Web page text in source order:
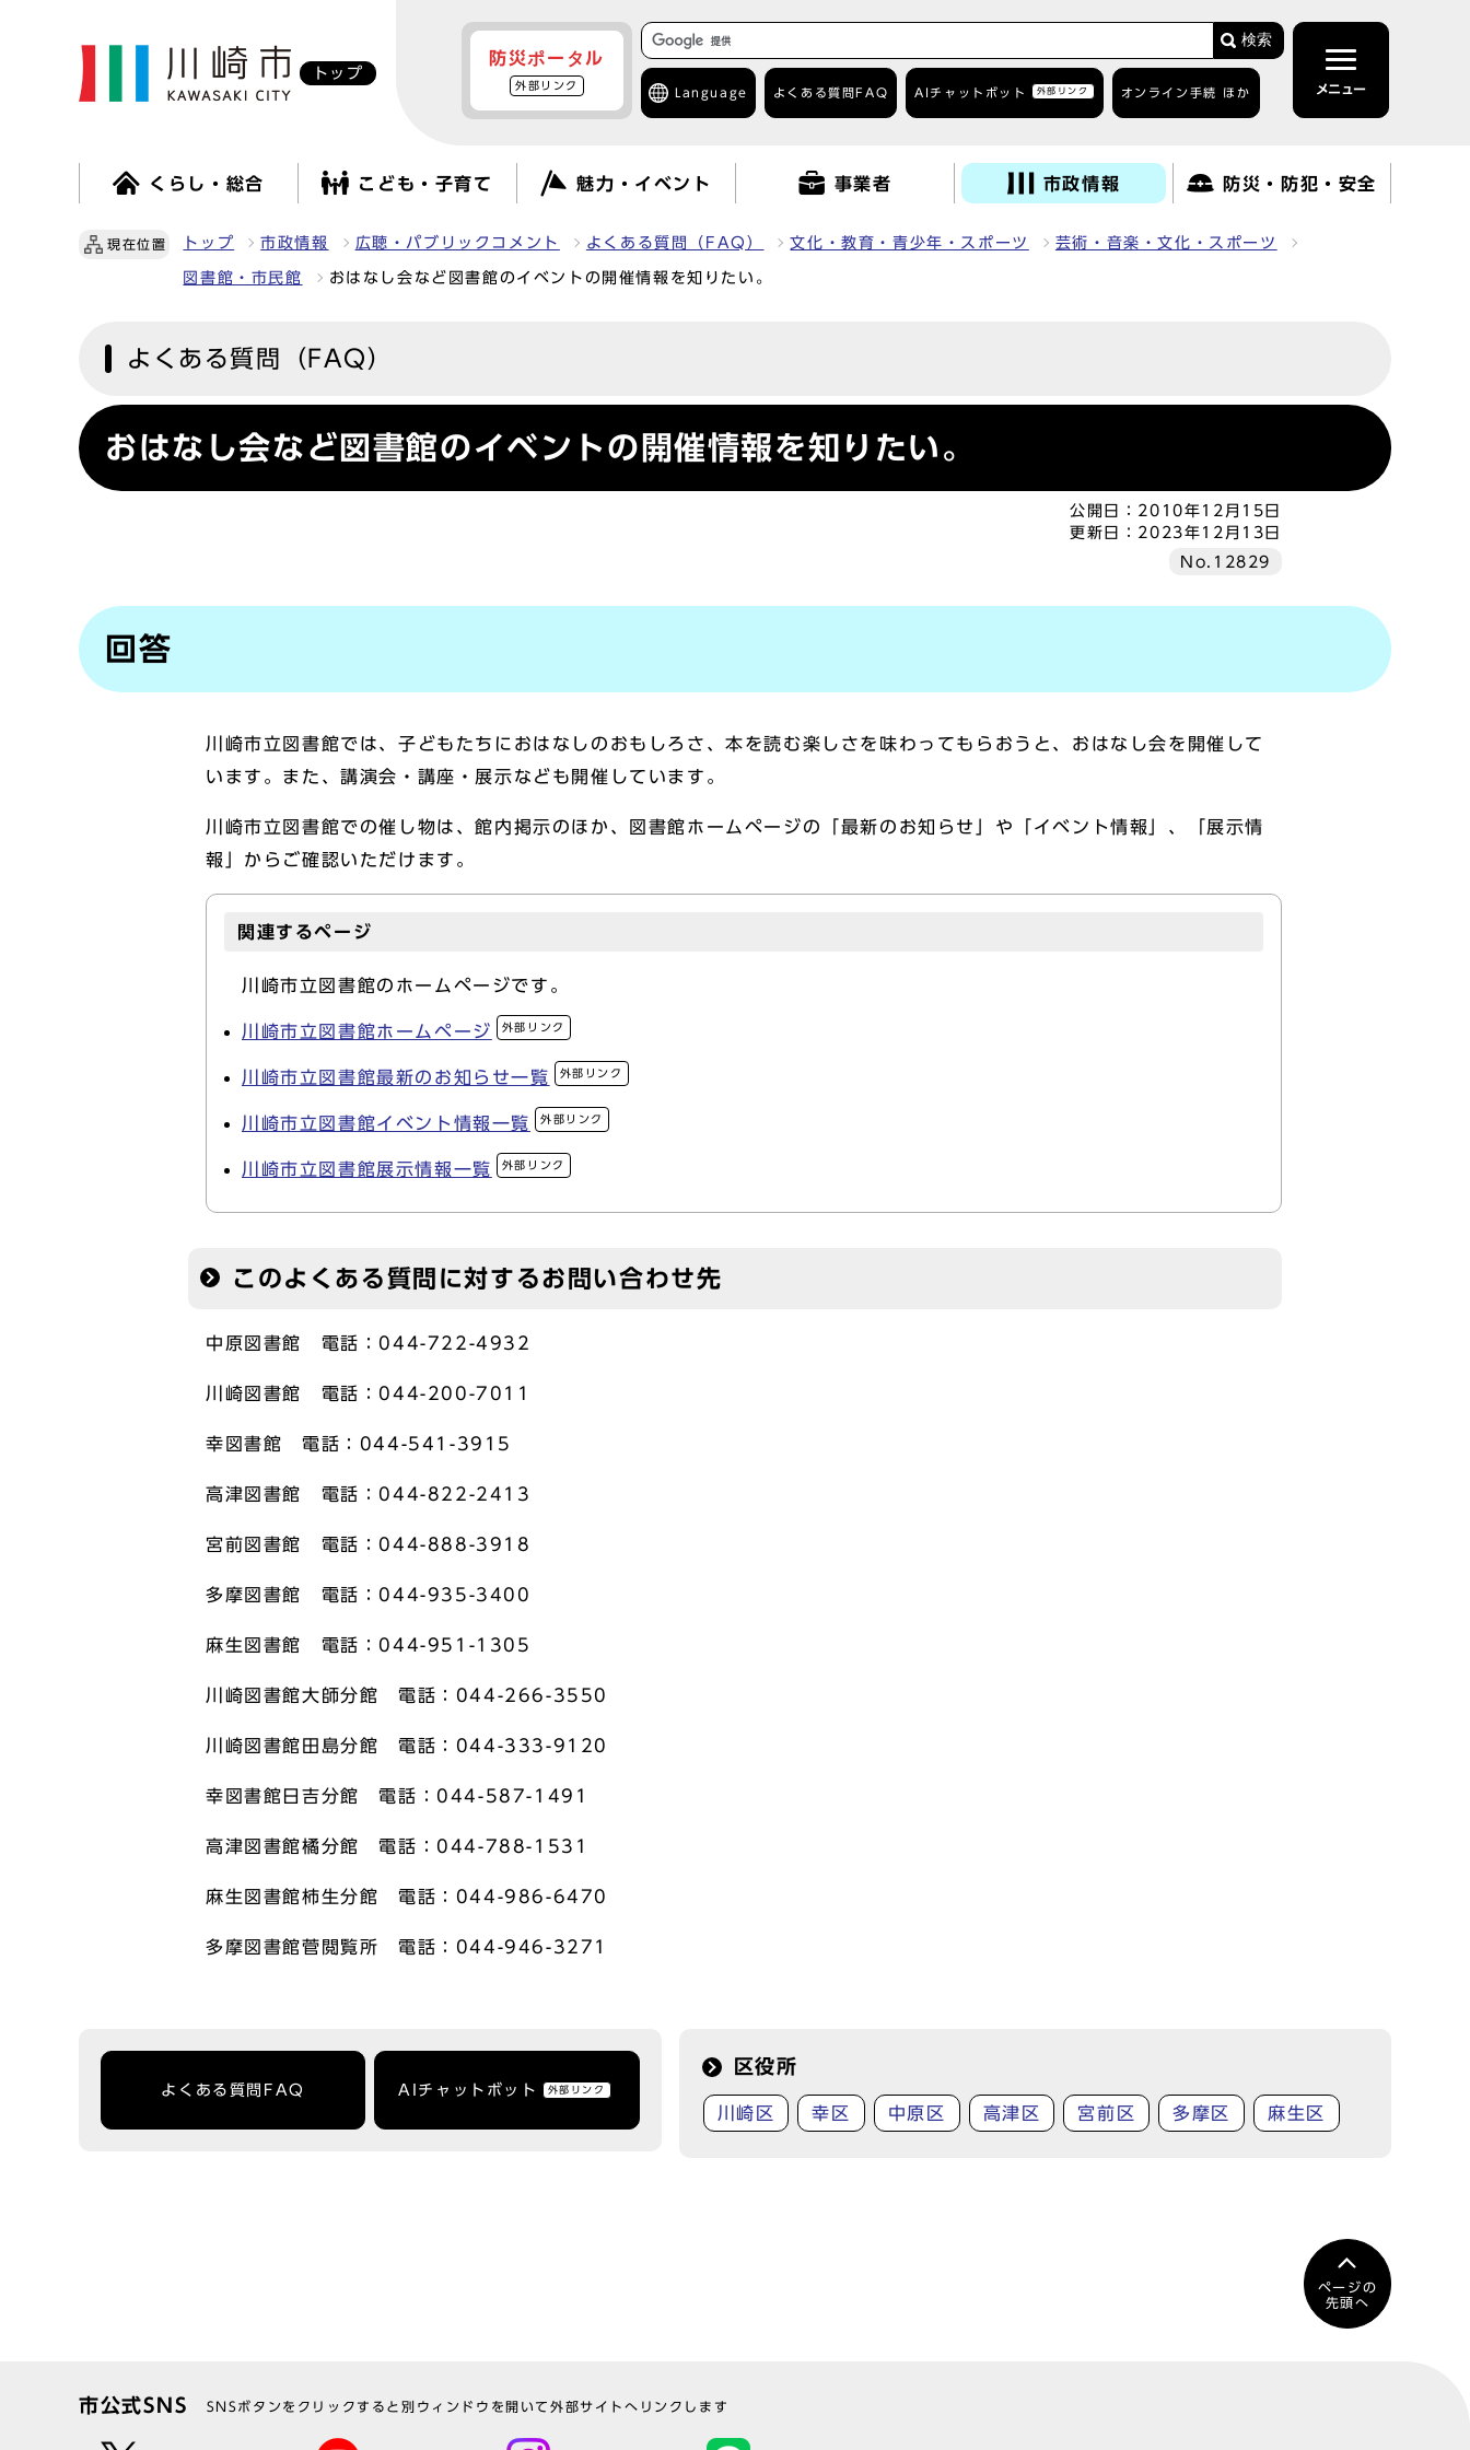
トップ
防災ポータル
外部リンク
検索
Language よくある質問 FAQ AIチャットボット 外部リンク オンライン手続 ほか メニュー
くらし・総合 こども・子育て 魅力・イベント 事業者 市政情報 防災・防犯・安全
現在位置 トップ 市政情報 広聴・パブリックコメント よくある質問（FAQ） 文化・教育・青少年・スポーツ 芸術・音楽・文化・スポーツ
図書館・市民館 おはなし会など図書館のイベントの開催情報を知りたい。
よくある質問（FAQ）
おはなし会など図書館のイベントの開催情報を知りたい。
公開日： 2010年12月15日
更新日： 2023年12月13日
No.12829
回答
川崎市立図書館では、子どもたちにおはなしのおもしろさ、本を読む楽しさを味わってもらおうと、おはなし会を開催して
います。また、講演会・講座・展示なども開催しています。
川崎市立図書館での催し物は、館内掲示のほか、図書館ホームページの「最新のお知らせ」や「イベント情報」、「展示情
報」からご確認いただけます。
関連するページ
川崎市立図書館のホームページです。
川崎市立図書館ホームページ 外部リンク
川崎市立図書館最新のお知らせ一覧 外部リンク
川崎市立図書館イベント情報一覧 外部リンク
川崎市立図書館展示情報一覧 外部リンク
このよくある質問に対するお問い合わせ先
中原図書館 電話：044-722-4932
川崎図書館 電話：044-200-7011
幸図書館 電話：044-541-3915
高津図書館 電話：044-822-2413
宮前図書館 電話：044-888-3918
多摩図書館 電話：044-935-3400
麻生図書館 電話：044-951-1305
川崎図書館大師分館 電話：044-266-3550
川崎図書館田島分館 電話：044-333-9120
幸図書館日吉分館 電話：044-587-1491
高津図書館橘分館 電話：044-788-1531
麻生図書館柿生分館 電話：044-986-6470
多摩図書館菅閲覧所 電話：044-946-3271
よくある質問FAQ AIチャットボット 外部リンク
区役所
川崎区 幸区 中原区 高津区 宮前区 多摩区 麻生区
ページの
先頭へ
市公式SNS SNSボタンをクリックすると別ウィンドウを開いて外部サイトへリンクします